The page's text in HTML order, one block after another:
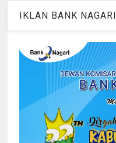
IKLAN BANK NAGARI